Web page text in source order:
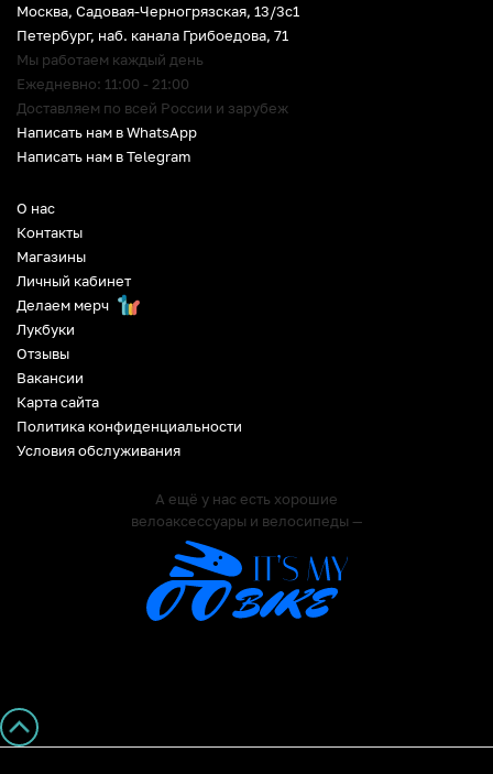
О нас
Контакты
Магазины
Личный кабинет
Делаем мерч
Лукбуки
Отзывы
Вакансии
Карта сайта
Политика конфиденциальности
Условия обслуживания
А ещё у нас есть хорошие
велоаксессуары и велосипеды —
Москва, Садовая-Черногрязская, 13/3c1
Петербург, наб. канала Грибоедова, 71
Мы работаем каждый день
Ежедневно: 11:00 - 21:00
Доставляем по всей России и зарубеж
Написать нам в WhatsApp
Написать нам в Telegram